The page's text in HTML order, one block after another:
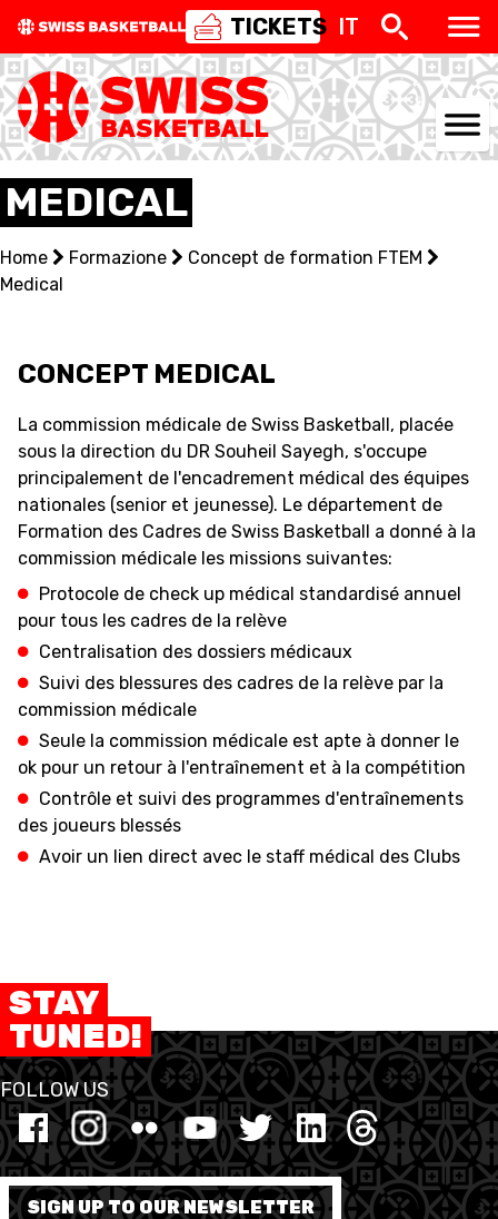
TICKETS IT
NATIONAL TEAMS
CENTRE NATIONAL
NATIONAL COMPETITIONS
YOUTH
MINI BASKET
FORMAZIONE
FEDERAZIONE
BASKET IN CARROZZINA
MOBILIARE BASKETBALL
GAMES
NEWS CENTER
TV
APP
MEDIAS STATS ETICA E INTEGRITÀ
MEDICAL
Home Formazione
Concept de formation FTEM
Medical
​CONCEPT MEDICAL
La commission médicale de Swiss Basketball, placée
sous la direction du DR Souheil Sayegh, s'occupe
principalement de l'encadrement médical des équipes
nationales (senior et jeunesse). Le département de
Formation des Cadres de Swiss Basketball a donné à la
commission médicale les missions suivantes:
Protocole de check up médical standardisé annuel
pour tous les cadres de la relève
Centralisation des dossiers médicaux
Suivi des blessures des cadres de la relève par la
commission médicale
Seule la commission médicale est apte à donner le
ok pour un retour à l'entraînement et à la compétition
Contrôle et suivi des programmes d'entraînements
des joueurs blessés
Avoir un lien direct avec le staff médical des Clubs
STAY
TUNED!
FOLLOW US
SIGN UP TO OUR NEWSLETTER